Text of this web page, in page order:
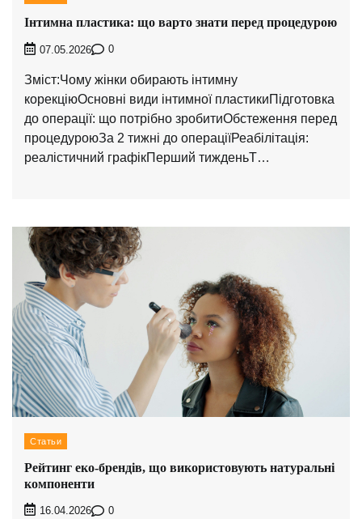
Інтимна пластика: що варто знати перед процедурою
07.05.2026 0
Зміст:Чому жінки обирають інтимну
корекціюОсновні види інтимної пластикиПідготовка
до операції: що потрібно зробитиОбстеження перед
процедуроюЗа 2 тижні до операціїРеабілітація:
реалістичний графікПерший тижденьТ…
Статьи
Рейтинг еко-брендів, що використовують натуральні
компоненти
16.04.2026 0